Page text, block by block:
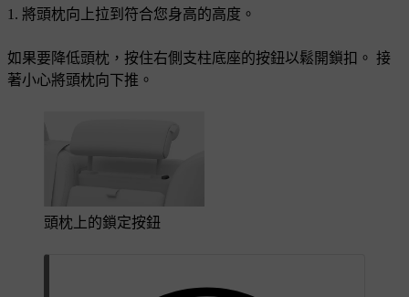
將頭枕向上拉到符合您身高的高度。
如果要降低頭枕，按住右側支柱底座的按鈕以鬆開鎖扣。 接
著小心將頭枕向下推。
頭枕上的鎖定按鈕